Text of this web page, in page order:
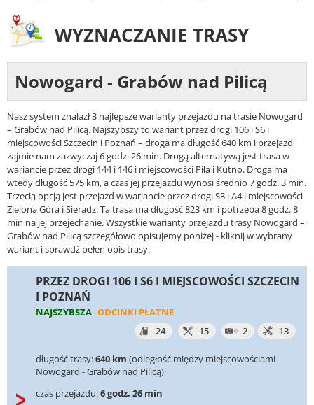
WYZNACZANIE TRASY
Nowogard - Grabów nad Pilicą
Nasz system znalazł 3 najlepsze warianty przejazdu na trasie Nowogard
– Grabów nad Pilicą. Najszybszy to wariant przez drogi 106 i S6 i
miejscowości Szczecin i Poznań – droga ma długość 640 km i przejazd
zajmie nam zazwyczaj 6 godz. 26 min. Drugą alternatywą jest trasa w
wariancie przez drogi 144 i 146 i miejscowości Piła i Kutno. Droga ma
wtedy długość 575 km, a czas jej przejazdu wynosi średnio 7 godz. 3 min.
Trzecią opcją jest przejazd w wariancie przez drogi S3 i A4 i miejscowości
Zielona Góra i Sieradz. Ta trasa ma długość 823 km i potrzeba 8 godz. 8
min na jej przejechanie. Wszystkie warianty przejazdu trasy Nowogard –
Grabów nad Pilicą szczegółowo opisujemy poniżej - kliknij w wybrany
wariant i sprawdź pełen opis trasy.
PRZEZ DROGI 106 I S6 I MIEJSCOWOŚCI SZCZECIN
I POZNAŃ
NAJSZYBSZA ODCINKI PŁATNE
24
15 2 13
długość trasy:640 km (odległość między miejscowościami
Nowogard - Grabów nad Pilicą)
czas przejazdu:6 godz. 26 min